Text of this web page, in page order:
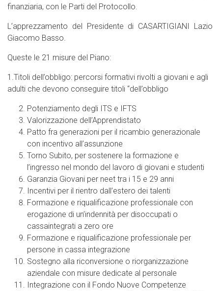
finanziaria, con le Parti del Protocollo.
L’apprezzamento del Presidente di CASARTIGIANI Lazio
Giacomo Basso.
Queste le 21 misure del Piano:
1.Titoli dell’obbligo: percorsi formativi rivolti a giovani e agli
adulti che devono conseguire titoli “dell’obbligo
Potenziamento degli ITS e IFTS
Valorizzazione dell’Apprendistato
Patto fra generazioni per il ricambio generazionale
con incentivo all’assunzione
Torno Subito, per sostenere la formazione e
l’ingresso nel mondo del lavoro di giovani e studenti
Garanzia Giovani per neet tra i 15 e 29 anni
Incentivi per il rientro dall’estero dei talenti
Formazione e riqualificazione professionale con
erogazione di un’indennità per disoccupati o
cassaintegrati a zero ore
Formazione e riqualificazione professionale per
persone in cassa integrazione
Sostegno alla riconversione o riorganizzazione
aziendale con misure dedicate al personale
Integrazione con il Fondo Nuove Competenze